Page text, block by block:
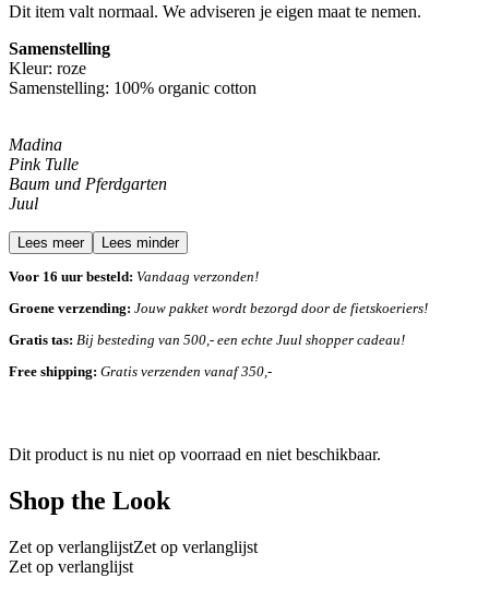
Dit item valt normaal. We adviseren je eigen maat te nemen.
Samenstelling
Kleur: roze
Samenstelling: 100% organic cotton
Madina
Pink Tulle
Baum und Pferdgarten
Juul
Lees meer Lees minder
Voor 16 uur besteld: Vandaag verzonden!
Groene verzending: Jouw pakket wordt bezorgd door de fietskoeriers!
Gratis tas: Bij besteding van 500,- een echte Juul shopper cadeau!
Free shipping: Gratis verzenden vanaf 350,-
Dit product is nu niet op voorraad en niet beschikbaar.
Shop the Look
Zet op verlanglijstZet op verlanglijst
Zet op verlanglijst